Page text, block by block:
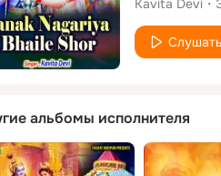
Слушать
альбомы исполнителя